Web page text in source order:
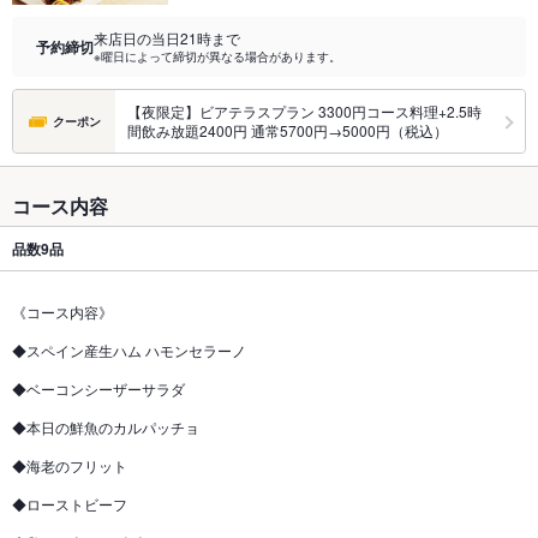
予約締切来店日の当日21時まで
※曜日によって締切が異なる場合があります。
クーポン
【夜限定】ビアテラスプラン 3300円コース料理+2.5時
間飲み放題2400円 通常5700円→5000円（税込）
コース内容
品数9品
《コース内容》
◆スペイン産生ハム ハモンセラーノ
◆ベーコンシーザーサラダ
◆本日の鮮魚のカルパッチョ
◆海老のフリット
◆ローストビーフ